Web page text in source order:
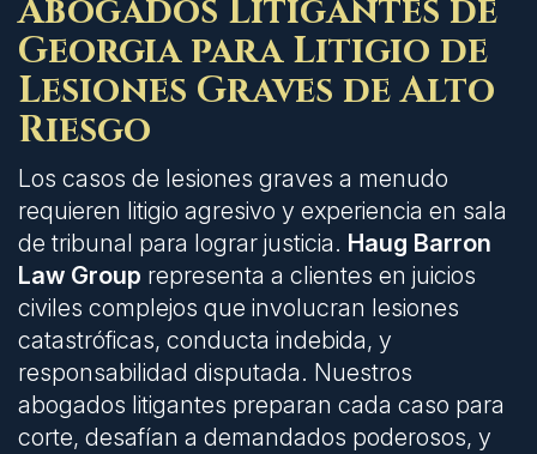
Abogados Litigantes de
Georgia para Litigio de
Lesiones Graves de Alto
Riesgo
Los casos de lesiones graves a menudo
requieren litigio agresivo y experiencia en sala
de tribunal para lograr justicia. Haug Barron
Law Group representa a clientes en juicios
civiles complejos que involucran lesiones
catastróficas, conducta indebida, y
responsabilidad disputada. Nuestros
abogados litigantes preparan cada caso para
corte, desafían a demandados poderosos, y